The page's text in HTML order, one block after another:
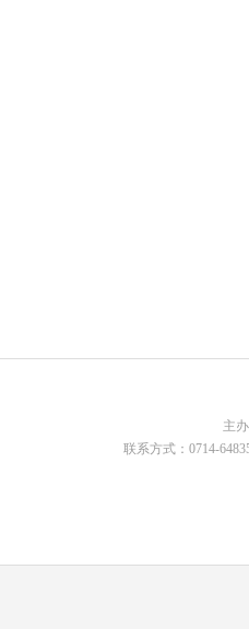
主
联系方式：0714-